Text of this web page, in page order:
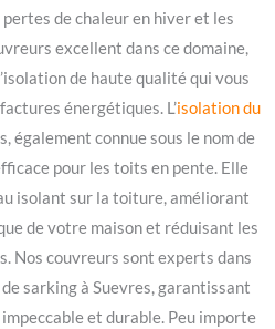
de chaleur en hiver et les
excellent dans ce domaine,
de haute qualité qui vous
énergétiques. L’isolation du
également connue sous le nom de
pour les toits en pente. Elle
isolant sur la toiture, améliorant
de votre maison et réduisant les
Nos couvreurs sont experts dans
sarking à Suevres, garantissant
et durable. Peu importe